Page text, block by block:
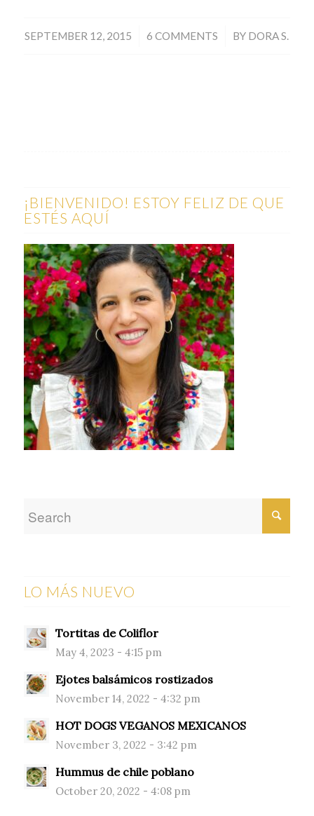
SEPTEMBER 12, 2015
/ 6 COMMENTS
/ BY DORA S.
¡BIENVENIDO! ESTOY FELIZ DE QUE
ESTÉS AQUÍ
LO MÁS NUEVO
Tortitas de Coliflor
May 4, 2023 - 4:15 pm
Ejotes balsámicos rostizados
November 14, 2022 - 4:32 pm
HOT DOGS VEGANOS MEXICANOS
November 3, 2022 - 3:42 pm
Hummus de chile poblano
October 20, 2022 - 4:08 pm